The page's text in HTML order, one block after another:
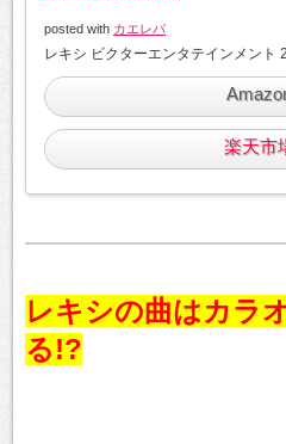
posted with カエレバ
レキシ ビクターエンタテインメント
楽天市
レキシの曲はカラ
る!?